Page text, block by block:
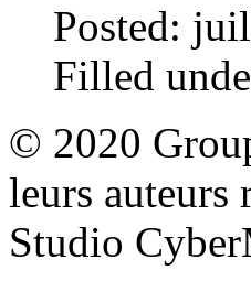
Posted:
Filled
© 2020
leurs auteurs
Studio